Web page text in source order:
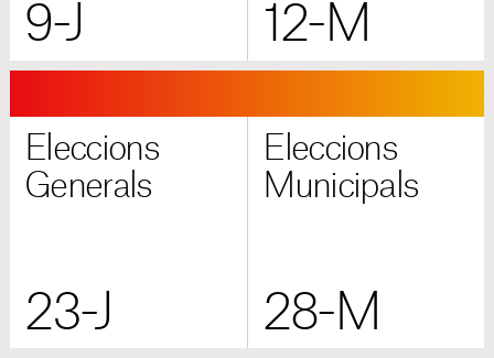
9-J 12-M
Eleccions
Generals
23-J
Eleccions
Municipals
28-M